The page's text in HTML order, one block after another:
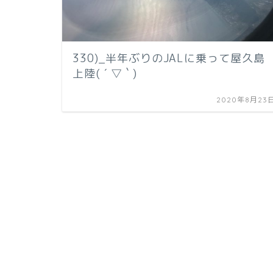
330)_半年ぶりのJALに乗って屋久島
上陸( ´ ▽ ` )
2020年8月23